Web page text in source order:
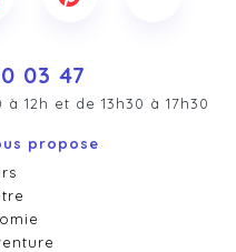
03 47
12h et de 13h30 à 17h30
propose